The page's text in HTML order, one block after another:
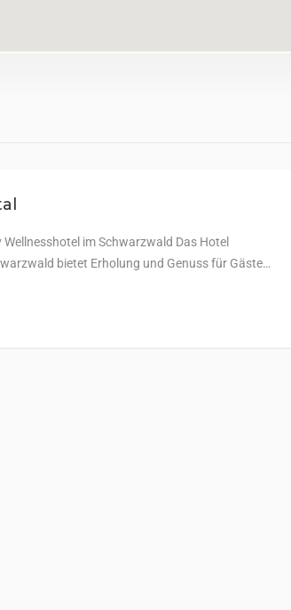
im Schwarzwald Das Hotel
bietet Erholung und Genuss für Gäste…